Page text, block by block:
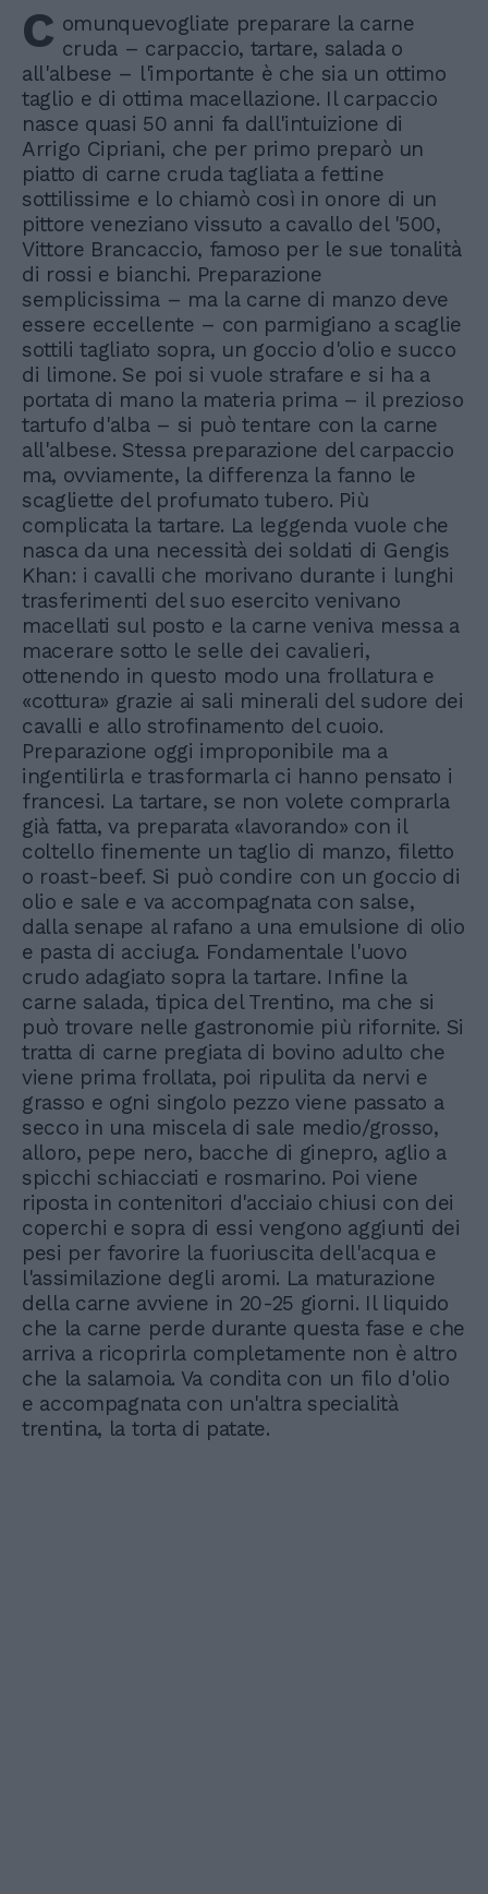
C omunquevogliate preparare la carne
cruda – carpaccio, tartare, salada o
all'albese – l'importante è che sia un ottimo
taglio e di ottima macellazione. Il carpaccio
nasce quasi 50 anni fa dall'intuizione di
Arrigo Cipriani, che per primo preparò un
piatto di carne cruda tagliata a fettine
sottilissime e lo chiamò così in onore di un
pittore veneziano vissuto a cavallo del '500,
Vittore Brancaccio, famoso per le sue tonalità
di rossi e bianchi. Preparazione
semplicissima – ma la carne di manzo deve
essere eccellente – con parmigiano a scaglie
sottili tagliato sopra, un goccio d'olio e succo
di limone. Se poi si vuole strafare e si ha a
portata di mano la materia prima – il prezioso
tartufo d'alba – si può tentare con la carne
all'albese. Stessa preparazione del carpaccio
ma, ovviamente, la differenza la fanno le
scagliette del profumato tubero. Più
complicata la tartare. La leggenda vuole che
nasca da una necessità dei soldati di Gengis
Khan: i cavalli che morivano durante i lunghi
trasferimenti del suo esercito venivano
macellati sul posto e la carne veniva messa a
macerare sotto le selle dei cavalieri,
ottenendo in questo modo una frollatura e
«cottura» grazie ai sali minerali del sudore dei
cavalli e allo strofinamento del cuoio.
Preparazione oggi improponibile ma a
ingentilirla e trasformarla ci hanno pensato i
francesi. La tartare, se non volete comprarla
già fatta, va preparata «lavorando» con il
coltello finemente un taglio di manzo, filetto
o roast-beef. Si può condire con un goccio di
olio e sale e va accompagnata con salse,
dalla senape al rafano a una emulsione di olio
e pasta di acciuga. Fondamentale l'uovo
crudo adagiato sopra la tartare. Infine la
carne salada, tipica del Trentino, ma che si
può trovare nelle gastronomie più rifornite. Si
tratta di carne pregiata di bovino adulto che
viene prima frollata, poi ripulita da nervi e
grasso e ogni singolo pezzo viene passato a
secco in una miscela di sale medio/grosso,
alloro, pepe nero, bacche di ginepro, aglio a
spicchi schiacciati e rosmarino. Poi viene
riposta in contenitori d'acciaio chiusi con dei
coperchi e sopra di essi vengono aggiunti dei
pesi per favorire la fuoriuscita dell'acqua e
l'assimilazione degli aromi. La maturazione
della carne avviene in 20-25 giorni. Il liquido
che la carne perde durante questa fase e che
arriva a ricoprirla completamente non è altro
che la salamoia. Va condita con un filo d'olio
e accompagnata con un'altra specialità
trentina, la torta di patate.